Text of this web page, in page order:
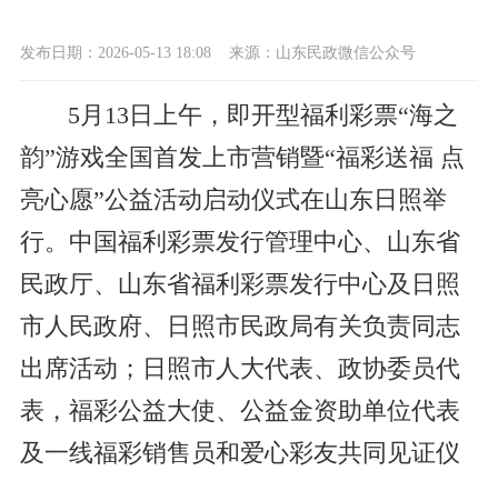
发布日期：2026-05-13 18:08 来源：山东民政微信公众号
5月13日上午，即开型福利彩票“海之
韵”游戏全国首发上市营销暨“福彩送福 点
亮心愿”公益活动启动仪式在山东日照举
行。中国福利彩票发行管理中心、山东省
民政厅、山东省福利彩票发行中心及日照
市人民政府、日照市民政局有关负责同志
出席活动；日照市人大代表、政协委员代
表，福彩公益大使、公益金资助单位代表
及一线福彩销售员和爱心彩友共同见证仪